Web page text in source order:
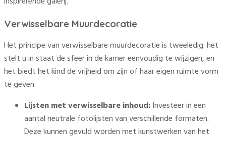
Verwisselbare Muurdecoratie
Het principe van verwisselbare muurdecoratie is tweeledig: het
stelt u in staat de sfeer in de kamer eenvoudig te wijzigen, en
het biedt het kind de vrijheid om zijn of haar eigen ruimte vorm
te geven.
Lijsten met verwisselbare inhoud:Investeer in een
aantal neutrale fotolijsten van verschillende formaten.
Deze kunnen gevuld worden met kunstwerken van het